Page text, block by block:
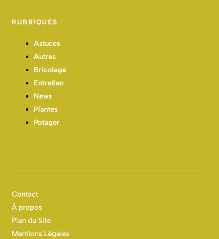
RUBRIQUES
Astuces
Autres
Bricolage
Entretien
News
Plantes
Potager
Contact
À propos
Plan du Site
Mentions Légales